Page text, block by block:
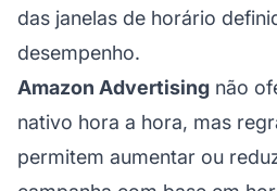
das janelas de horário
desempenho.
Amazon Advertising não
nativo hora a hora, mas
permitem aumentar ou